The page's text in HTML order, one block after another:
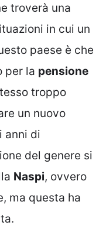
troverà una
in cui un
paese è che
per la pensione
troppo
un nuovo
anni di
del genere si
Naspi, ovvero
ma questa ha